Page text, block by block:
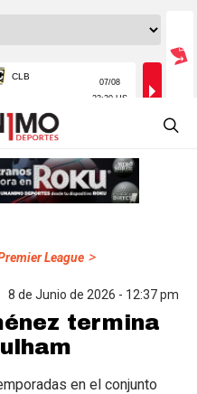
League >
8 de Junio de 2026 - 12:37 pm
termina
en el conjunto